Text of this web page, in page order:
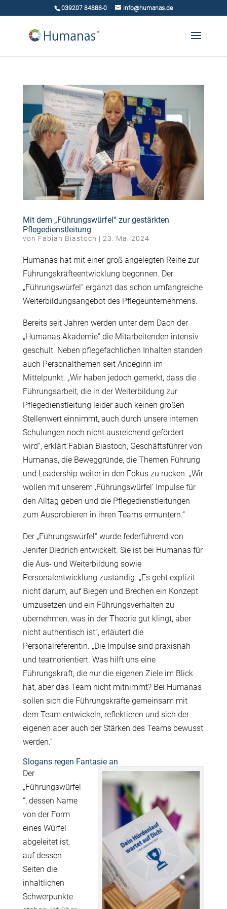
039207 84888-0 info@humanas.de
Mit dem „Führungswürfel“ zur gestärkten
Pflegedienstleitung
von Fabian Biastoch | 23. Mai 2024
Humanas hat mit einer groß angelegten Reihe zur
Führungskräfteentwicklung begonnen. Der
„Führungswürfel“ ergänzt das schon umfangreiche
Weiterbildungsangebot des Pflegeunternehmens.
Bereits seit Jahren werden unter dem Dach der
„Humanas Akademie“ die Mitarbeitenden intensiv
geschult. Neben pflegefachlichen Inhalten standen
auch Personalthemen seit Anbeginn im
Mittelpunkt. „Wir haben jedoch gemerkt, dass die
Führungsarbeit, die in der Weiterbildung zur
Pflegedienstleitung leider auch keinen großen
Stellenwert einnimmt, auch durch unsere internen
Schulungen noch nicht ausreichend gefördert
wird“, erklärt Fabian Biastoch, Geschäftsführer von
Humanas, die Beweggründe, die Themen Führung
und Leadership weiter in den Fokus zu rücken. „Wir
wollen mit unserem ‚Führungswürfel‘ Impulse für
den Alltag geben und die Pflegedienstleitungen
zum Ausprobieren in ihren Teams ermuntern.“
Der „Führungswürfel“ wurde federführend von
Jenifer Diedrich entwickelt. Sie ist bei Humanas für
die Aus- und Weiterbildung sowie
Personalentwicklung zuständig. „Es geht explizit
nicht darum, auf Biegen und Brechen ein Konzept
umzusetzen und ein Führungsverhalten zu
übernehmen, was in der Theorie gut klingt, aber
nicht authentisch ist“, erläutert die
Personalreferentin. „Die Impulse sind praxisnah
und teamorientiert. Was hilft uns eine
Führungskraft, die nur die eigenen Ziele im Blick
hat, aber das Team nicht mitnimmt? Bei Humanas
sollen sich die Führungskräfte gemeinsam mit
dem Team entwickeln, reflektieren und sich der
eigenen aber auch der Stärken des Teams bewusst
werden.“
Slogans regen Fantasie an
Der
„Führungswürfel
“, dessen Name
von der Form
eines Würfel
abgeleitet ist,
auf dessen
Seiten die
inhaltlichen
Schwerpunkte